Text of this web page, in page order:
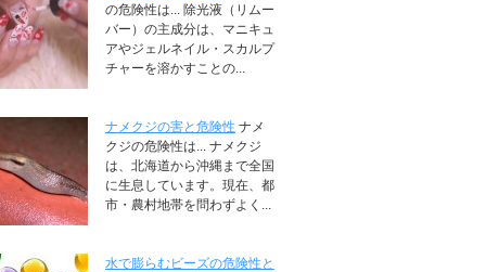
の危険性は... 除光液（リムー
バー）の主成分は、マニキュ
アやジェルネイル・スカルプ
チャーを溶かすことの...
ナメクジの害と危険性 ナメ
クジの危険性は... ナメクジ
は、北海道から沖縄まで全国
に生息しています。現在、都
市・農村地帯を問わずよく...
水で膨らむビーズの危険性と